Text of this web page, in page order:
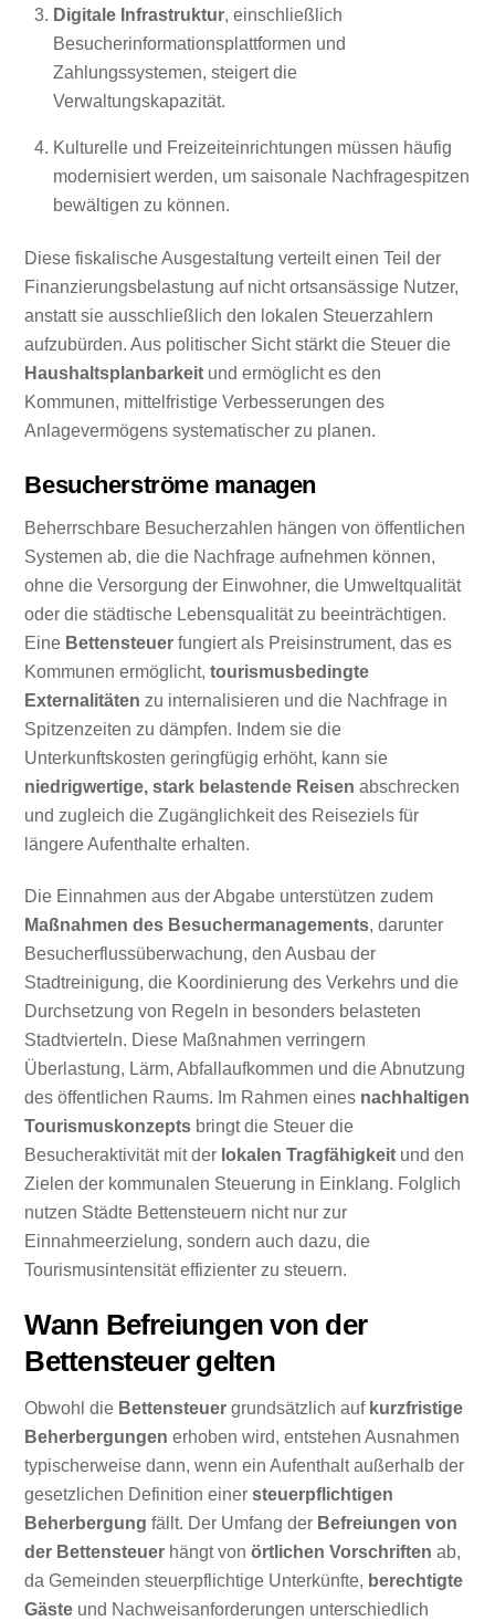
Digitale Infrastruktur, einschließlich
Besucherinformationsplattformen und
Zahlungssystemen, steigert die
Verwaltungskapazität.
Kulturelle und Freizeiteinrichtungen müssen häufig
modernisiert werden, um saisonale Nachfragespitzen
bewältigen zu können.
Diese fiskalische Ausgestaltung verteilt einen Teil der
Finanzierungsbelastung auf nicht ortsansässige Nutzer,
anstatt sie ausschließlich den lokalen Steuerzahlern
aufzubürden. Aus politischer Sicht stärkt die Steuer die
Haushaltsplanbarkeit und ermöglicht es den
Kommunen, mittelfristige Verbesserungen des
Anlagevermögens systematischer zu planen.
Besucherströme managen
Beherrschbare Besucherzahlen hängen von öffentlichen
Systemen ab, die die Nachfrage aufnehmen können,
ohne die Versorgung der Einwohner, die Umweltqualität
oder die städtische Lebensqualität zu beeinträchtigen.
Eine Bettensteuer fungiert als Preisinstrument, das es
Kommunen ermöglicht,tourismusbedingte
Externalitäten zu internalisieren und die Nachfrage in
Spitzenzeiten zu dämpfen. Indem sie die
Unterkunftskosten geringfügig erhöht, kann sie
niedrigwertige, stark belastende Reisen abschrecken
und zugleich die Zugänglichkeit des Reiseziels für
längere Aufenthalte erhalten.
Die Einnahmen aus der Abgabe unterstützen zudem
Maßnahmen des Besuchermanagements, darunter
Besucherflussüberwachung, den Ausbau der
Stadtreinigung, die Koordinierung des Verkehrs und die
Durchsetzung von Regeln in besonders belasteten
Stadtvierteln. Diese Maßnahmen verringern
Überlastung, Lärm, Abfallaufkommen und die Abnutzung
des öffentlichen Raums. Im Rahmen eines nachhaltigen
Tourismuskonzepts bringt die Steuer die
Besucheraktivität mit der lokalen Tragfähigkeit und den
Zielen der kommunalen Steuerung in Einklang. Folglich
nutzen Städte Bettensteuern nicht nur zur
Einnahmeerzielung, sondern auch dazu, die
Tourismusintensität effizienter zu steuern.
Wann Befreiungen von der
Bettensteuer gelten
Obwohl die Bettensteuer grundsätzlich auf kurzfristige
Beherbergungen erhoben wird, entstehen Ausnahmen
typischerweise dann, wenn ein Aufenthalt außerhalb der
gesetzlichen Definition einersteuerpflichtigen
Beherbergung fällt. Der Umfang der Befreiungen von
der Bettensteuer hängt vonörtlichen Vorschriften ab,
da Gemeinden steuerpflichtige Unterkünfte, berechtigte
Gäste und Nachweisanforderungen unterschiedlich